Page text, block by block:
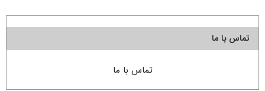
تماس با ما
تماس با ما